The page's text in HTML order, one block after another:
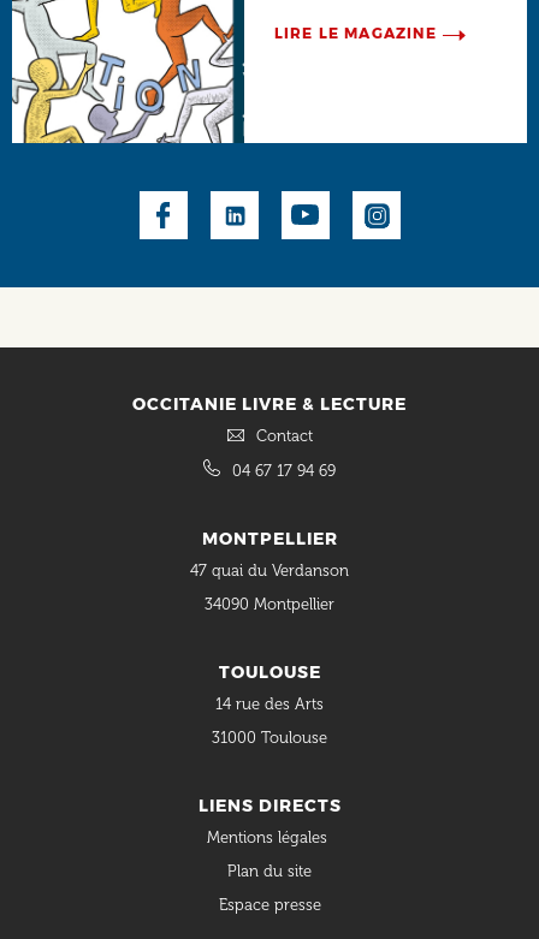
LIRE LE MAGAZINE
OCCITANIE LIVRE & LECTURE
Contact
04 67 17 94 69
MONTPELLIER
47 quai du Verdanson
34090 Montpellier
TOULOUSE
14 rue des Arts
31000 Toulouse
LIENS DIRECTS
Mentions légales
Plan du site
Espace presse